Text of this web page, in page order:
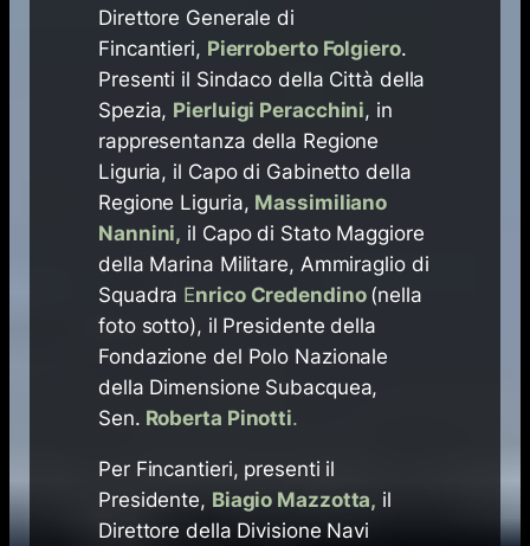
Direttore Generale di
Fincantieri, Pierroberto Folgiero.
Presenti il Sindaco della Città della
Spezia, Pierluigi Peracchini, in
rappresentanza della Regione
Liguria, il Capo di Gabinetto della
Regione Liguria, Massimiliano
Nannini, il Capo di Stato Maggiore
della Marina Militare, Ammiraglio di
Squadra Enrico Credendino (nella
foto sotto), il Presidente della
Fondazione del Polo Nazionale
della Dimensione Subacquea,
Sen. Roberta Pinotti.
Per Fincantieri, presenti il
Presidente, Biagio Mazzotta, il
Direttore della Divisione Navi